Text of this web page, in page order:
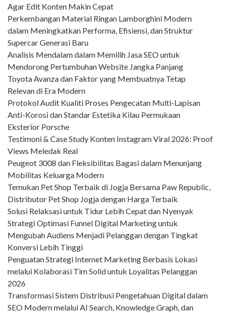
Agar Edit Konten Makin Cepat
Perkembangan Material Ringan Lamborghini Modern
dalam Meningkatkan Performa, Efisiensi, dan Struktur
Supercar Generasi Baru
Analisis Mendalam dalam Memilih Jasa SEO untuk
Mendorong Pertumbuhan Website Jangka Panjang
Toyota Avanza dan Faktor yang Membuatnya Tetap
Relevan di Era Modern
Protokol Audit Kualiti Proses Pengecatan Multi-Lapisan
Anti-Korosi dan Standar Estetika Kilau Permukaan
Eksterior Porsche
Testimoni & Case Study Konten Instagram Viral 2026: Proof
Views Meledak Real
Peugeot 3008 dan Fleksibilitas Bagasi dalam Menunjang
Mobilitas Keluarga Modern
Temukan Pet Shop Terbaik di Jogja Bersama Paw Republic,
Distributor Pet Shop Jogja dengan Harga Terbaik
Solusi Relaksasi untuk Tidur Lebih Cepat dan Nyenyak
Strategi Optimasi Funnel Digital Marketing untuk
Mengubah Audiens Menjadi Pelanggan dengan Tingkat
Konversi Lebih Tinggi
Penguatan Strategi Internet Marketing Berbasis Lokasi
melalui Kolaborasi Tim Solid untuk Loyalitas Pelanggan
2026
Transformasi Sistem Distribusi Pengetahuan Digital dalam
SEO Modern melalui AI Search, Knowledge Graph, dan